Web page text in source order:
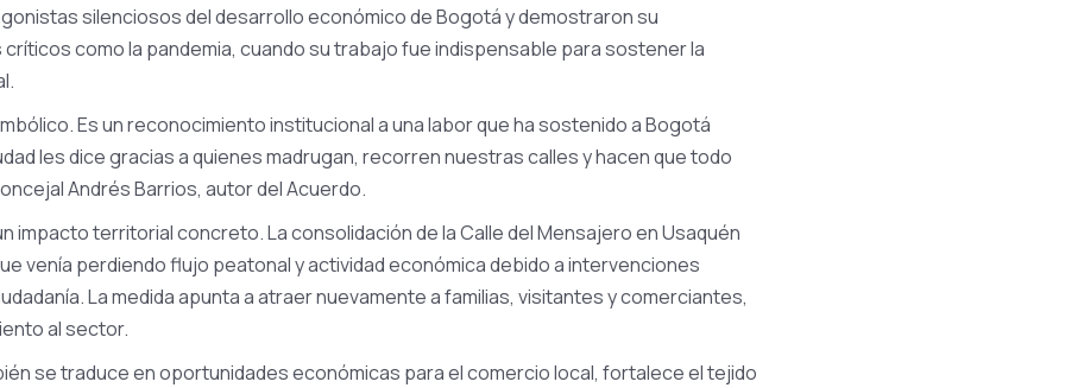
silenciosos del desarrollo económico de Bogotá y demostraron su
como la pandemia, cuando su trabajo fue indispensable para sostener la
Es un reconocimiento institucional a una labor que ha sostenido a Bogotá
les dice gracias a quienes madrugan, recorren nuestras calles y hacen que todo
Andrés Barrios, autor del Acuerdo.
impacto territorial concreto. La consolidación de la Calle del Mensajero en Usaquén
venía perdiendo flujo peatonal y actividad económica debido a intervenciones
La medida apunta a atraer nuevamente a familias, visitantes y comerciantes,
al sector.
se traduce en oportunidades económicas para el comercio local, fortalece el tejido